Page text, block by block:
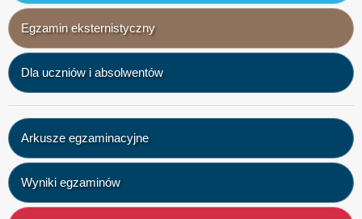
Egzamin eksternistyczny
Dla uczniów i absolwentów
Arkusze egzaminacyjne
Wyniki egzaminów